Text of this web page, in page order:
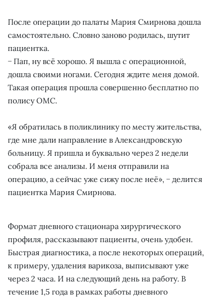
После операции до палаты Мария Смирнова дошла
самостоятельно. Словно заново родилась, шутит
пациентка.
− Пап, ну всё хорошо. Я вышла с операционной,
дошла своими ногами. Сегодня ждите меня домой.
Такая операция прошла совершенно бесплатно по
полису ОМС.
«Я обратилась в поликлинику по месту жительства,
где мне дали направление в Александровскую
больницу. Я пришла и буквально через 2 недели
собрала все анализы. И меня отправили на
операцию, а сейчас уже сижу после неё», − делится
пациентка Мария Смирнова.
Формат дневного стационара хирургического
профиля, рассказывают пациенты, очень удобен.
Быстрая диагностика, а после некоторых операций,
к примеру, удаления варикоза, выписывают уже
через 2 часа. И на следующий день на работу. В
течение 1,5 года в рамках работы дневного